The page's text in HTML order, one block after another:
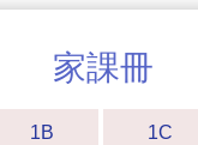
家課冊
1B 1C